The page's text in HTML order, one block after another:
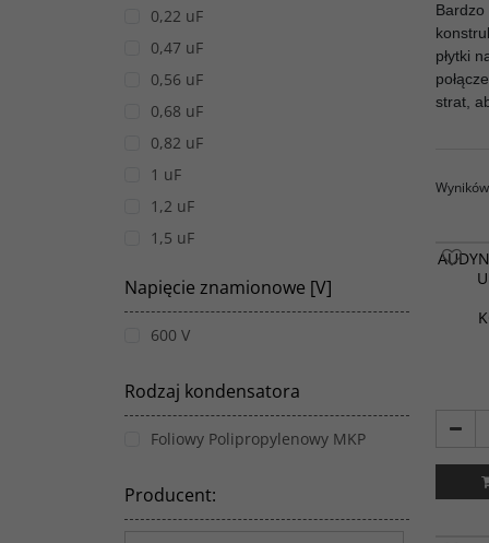
Bardzo
płytki
strat,
0,22 uF
0,47 uF
0,56 uF
0,68 uF
0,82 uF
1 uF
1,2 uF
1,5 uF
2,2 uF
2,7 uF
4,7 uF
5,6 uF
8,2 uF
10 uF
Napięcie znamionowe [V]
600 V
Rodzaj kondensatora
Foliowy Polipropylenowy MKP
Producent: